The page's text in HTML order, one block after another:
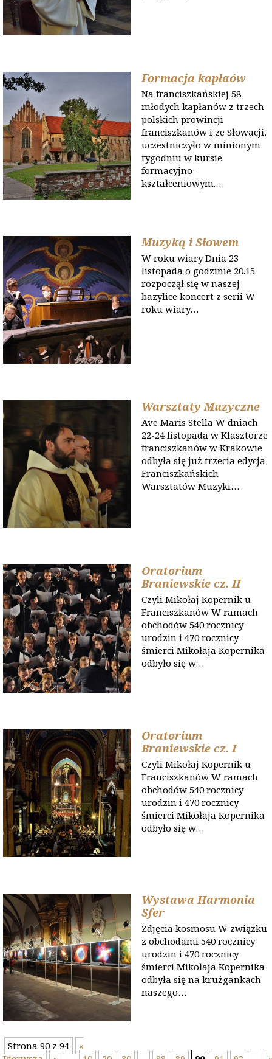
Formacja kapłaów
Na franciszkańskiej 58
młodych kapłanów z trzech
polskich prowincji
franciszkanów i ze Słowacji,
uczestniczyło w minionym
tygodniu w kursie
formacyjno-
kształceniowym.…
Muzyką i Słowem
W roku wiary Dnia 23
listopada o godzinie 20.15
rozpoczął się w naszej
bazylice koncert z serii W
roku wiary…
Warsztaty Muzyczne
Ave Maris Stella W dniach
22-24 listopada w Klasztorze
franciszkanów w Krakowie
odbyła się już trzecia edycja
Franciszkańskich
Warsztatów Muzyki…
Oratorium
Braniewskie cz. II
Czyli Mikołaj Kopernik u
Franciszkanów W ramach
obchodów 540 rocznicy
urodzin i 470 rocznicy
śmierci Mikołaja Kopernika
odbyło się w…
Oratorium
Braniewskie cz. I
Czyli Mikołaj Kopernik u
Franciszkanów W ramach
obchodów 540 rocznicy
urodzin i 470 rocznicy
śmierci Mikołaja Kopernika
odbyło się w…
Wystawa Harmonia
Sfer
Zdjęcia kosmosu W związku
z obchodami 540 rocznicy
urodzin i 470 rocznicy
śmierci Mikołaja Kopernika
odbyła się na krużgankach
naszego…
Strona 90 z 94
«